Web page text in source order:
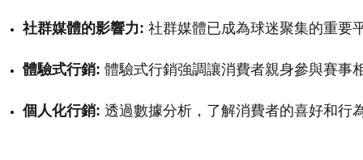
社群媒體的影響力: 社群媒體已成為球迷聚集的重要
體驗式行銷: 體驗式行銷強調讓消費者親身參與賽事
個人化行銷: 透過數據分析，了解消費者的喜好和行